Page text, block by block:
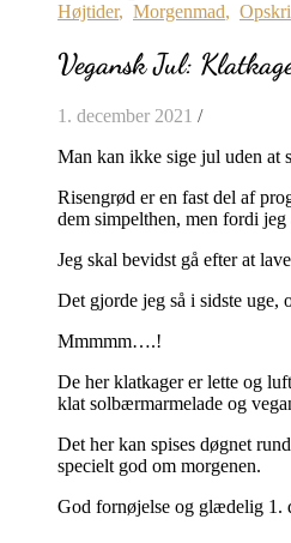
Højtider, Morgenmad,
Vegansk Jul:
1. december 2021 /
Man kan ikke sige jul uden at
Risengrød er en fast del af
dem simpelthen, men fordi
Jeg skal bevidst gå efter at
Det gjorde jeg så i sidste uge,
Mmmmm….!
De her klatkager er lette og
klat solbærmarmelade og
Det her kan spises døgnet
specielt god om morgenen.
God fornøjelse og glædelig 1.